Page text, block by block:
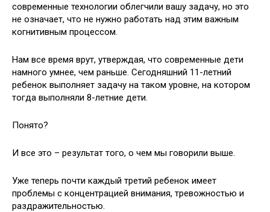
современные технологии облегчили вашу задачу, но это
не означает, что не нужно работать над этим важным
когнитивным процессом.
Нам все время врут, утверждая, что современные дети
намного умнее, чем раньше. Сегодняшний 11-летний
ребенок выполняет задачу на таком уровне, на котором
тогда выполняли 8-летние дети.
Понято?
И все это – результат того, о чем мы говорили выше.
Уже теперь почти каждый третий ребенок имеет
проблемы с концентрацией внимания, тревожностью и
раздражительностью.